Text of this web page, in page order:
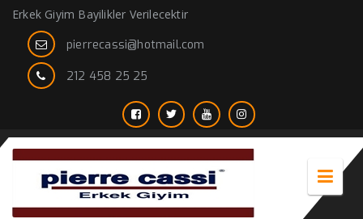
Erkek Giyim Bayilikler Verilecektir
pierrecassi@hotmail.com
212 458 25 25